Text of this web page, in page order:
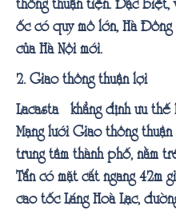
thông thuận tiện. Đặc biệt,
ốc có quy mô lớn, Hà Đông
của Hà Nội mới.
2. Giao thông thuận lợi
Lacasta khẳng định ưu thế
Mạng lưới Giao thông
trung tâm thành phố, nằm
Tấn có mặt cắt ngang 42m
cao tốc Láng Hoà Lạc,